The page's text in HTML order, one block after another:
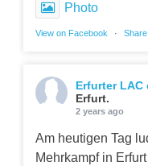
Photo
View on Facebook · Share
Erfurter LAC
Erfurt.
2 years ago
Am heutigen Tag
Mehrkampf in